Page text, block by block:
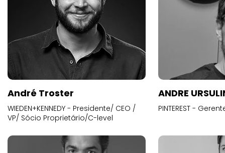
André Troster
WIEDEN+KENNEDY - Presidente/ CEO /
VP/ Sócio Proprietário/C-level
ANDRE
PINTEREST -